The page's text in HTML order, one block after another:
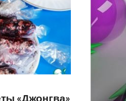
«Джонгва»